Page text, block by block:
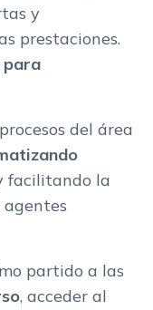
y
prestaciones.
para
del área
facilitando la
partido a las
, acceder al